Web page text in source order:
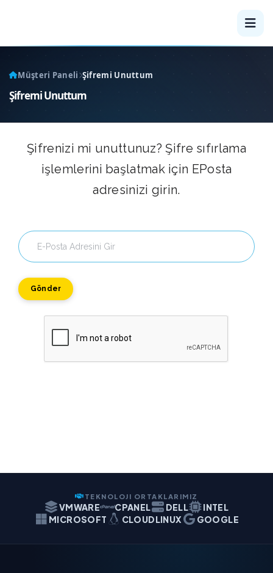
Müşteri Paneli Şifremi Unuttum
Şifremi Unuttum
Şifrenizi mi unuttunuz? Şifre sıfırlama
işlemlerini başlatmak için EPosta
adresinizi girin.
Gönder
TEKNOLOJI ORTAKLARIMIZ
VMWARE CPANEL DELL
INTEL
MICROSOFT
CLOUDLINUX GOOGLE